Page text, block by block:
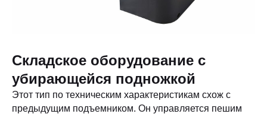
Складское оборудование с
убирающейся подножкой
Этот тип по техническим характеристикам схож с
предыдущим подъемником. Он управляется пешим